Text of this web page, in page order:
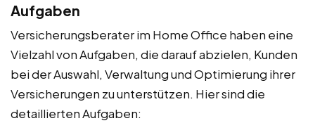
Aufgaben
Versicherungsberater im Home Office haben eine
Vielzahl von Aufgaben, die darauf abzielen, Kunden
bei der Auswahl, Verwaltung und Optimierung ihrer
Versicherungen zu unterstützen. Hier sind die
detaillierten Aufgaben: